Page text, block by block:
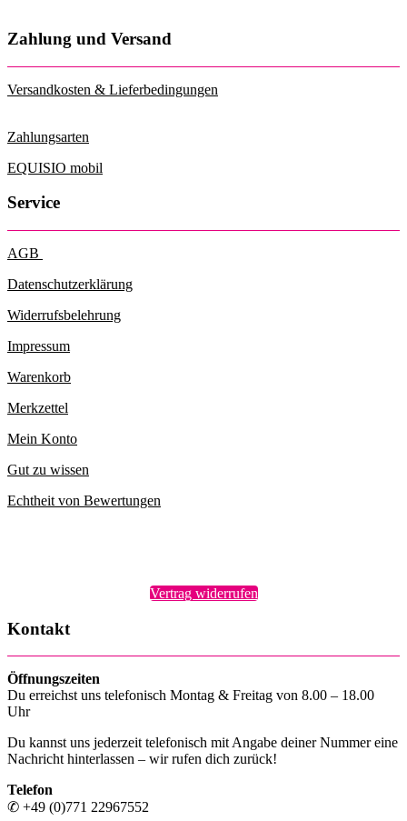
Zahlung und Versand
Versandkosten & Lieferbedingungen
Zahlungsarten
EQUISIO mobil
Service
AGB
Datenschutzerklärung
Widerrufsbelehrung
Impressum
Warenkorb
Merkzettel
Mein Konto
Gut zu wissen
Echtheit von Bewertungen
Vertrag widerrufen
Kontakt
Öffnungszeiten
Du erreichst uns telefonisch Montag & Freitag von 8.00 – 18.00
Uhr
Du kannst uns jederzeit telefonisch mit Angabe deiner Nummer eine
Nachricht hinterlassen – wir rufen dich zurück!
Telefon
✆ +49 (0)771 22967552